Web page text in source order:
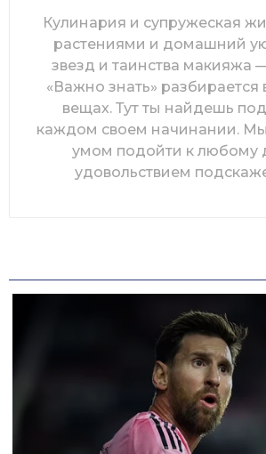
Кулинария и супружеская
растениями и домашний
звезд и таинства макияжа
«Важно знать» разбирается
вещах. Тут ты найдешь
каждом своем начинании. Мы
умом подойти к любому
удовольствием